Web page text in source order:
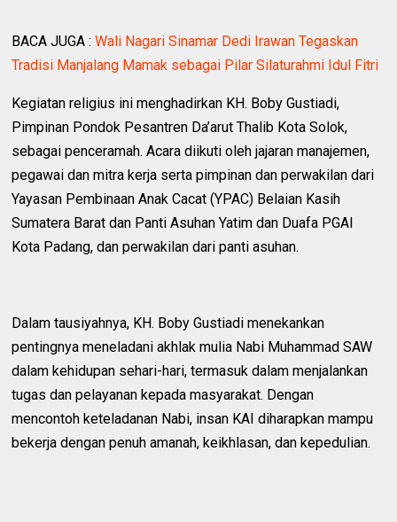
BACA JUGA :Wali Nagari Sinamar Dedi Irawan Tegaskan
Tradisi Manjalang Mamak sebagai Pilar Silaturahmi Idul Fitri
Kegiatan religius ini menghadirkan KH. Boby Gustiadi,
Pimpinan Pondok Pesantren Da’arut Thalib Kota Solok,
sebagai penceramah. Acara diikuti oleh jajaran manajemen,
pegawai dan mitra kerja serta pimpinan dan perwakilan dari
Yayasan Pembinaan Anak Cacat (YPAC) Belaian Kasih
Sumatera Barat dan Panti Asuhan Yatim dan Duafa PGAI
Kota Padang, dan perwakilan dari panti asuhan.
Dalam tausiyahnya, KH. Boby Gustiadi menekankan
pentingnya meneladani akhlak mulia Nabi Muhammad SAW
dalam kehidupan sehari-hari, termasuk dalam menjalankan
tugas dan pelayanan kepada masyarakat. Dengan
mencontoh keteladanan Nabi, insan KAI diharapkan mampu
bekerja dengan penuh amanah, keikhlasan, dan kepedulian.